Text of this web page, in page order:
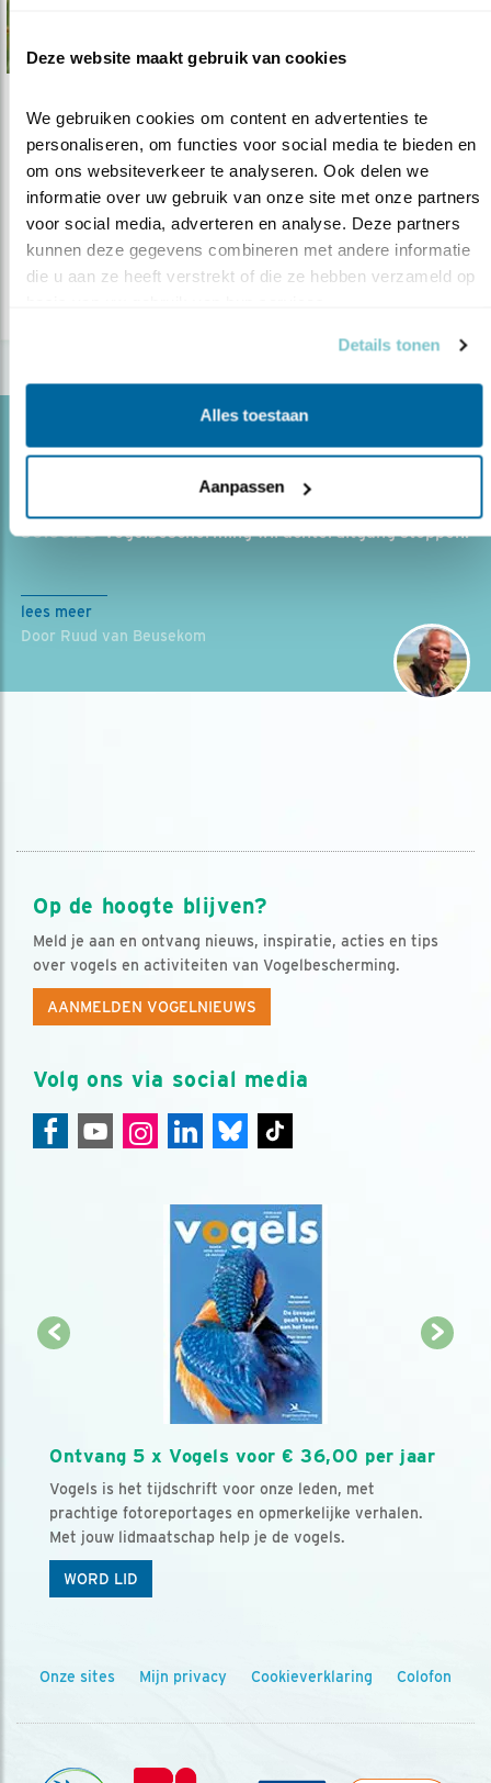
Deze website maakt gebruik van cookies
We gebruiken cookies om content en advertenties te
personaliseren, om functies voor social media te bieden en
om ons websiteverkeer te analyseren. Ook delen we
informatie over uw gebruik van onze site met onze partners
voor social media, adverteren en analyse. Deze partners
kunnen deze gegevens combineren met andere informatie
die u aan ze heeft verstrekt of die ze hebben verzameld op
Details tonen
Alles toestaan
Aanpassen
Tip
Riet krast; kleine karekieten zingen
01.04.21Ga genieten van kleine karekieten.
lees meer
ZONDER WATERRIET GEEN GROTE
30.06.20Vogelbescherming wil achteruitgang stoppen.
lees meer
Door Ruud van Beusekom
Op de hoogte blijven?
Meld je aan en ontvang nieuws, inspiratie, acties en tips
over vogels en activiteiten van Vogelbescherming.
AANMELDEN VOGELNIEUWS
Volg ons via social media
Ontvang 5 x Vogels voor € 36,00 per jaar
Vogels is het tijdschrift voor onze leden, met
prachtige fotoreportages en opmerkelijke verhalen.
Met jouw lidmaatschap help je de vogels.
WORD LID
Onze sites Mijn privacy Cookieverklaring Colofon